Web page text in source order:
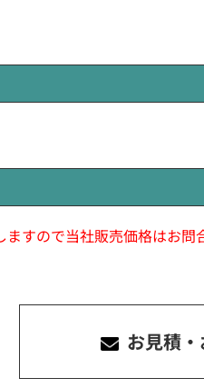
すので当社販売価格はお問
お見積